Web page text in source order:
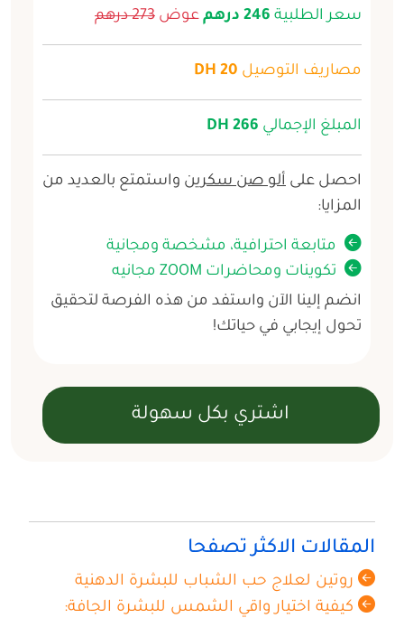
سعر الطلبية 246 درهم عوض 273 درهم
مصاريف التوصيل 20 DH
المبلغ الإجمالي 266 DH
احصل على ألو صن سكرين واستمتع بالعديد من
المزايا:
متابعة احترافية، مشخصة ومجانية
تكوينات ومحاضرات ZOOM مجانيه
انضم إلينا الآن واستفد من هذه الفرصة لتحقيق
تحول إيجابي في حياتك!
المقالات الاكثر تصفحا
روتين لعلاج حب الشباب للبشرة الدهنية
كيفية اختيار واقي الشمس للبشرة الجافة: